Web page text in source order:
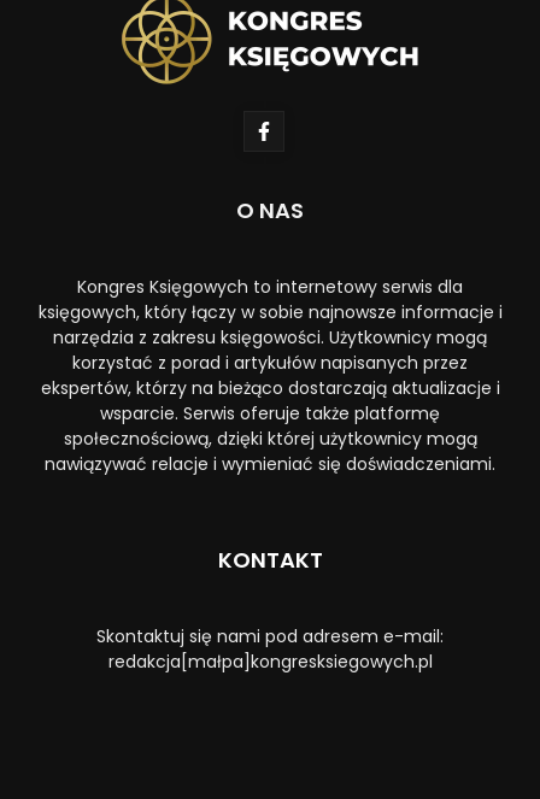
O NAS
Kongres Księgowych to internetowy serwis dla
księgowych, który łączy w sobie najnowsze informacje i
narzędzia z zakresu księgowości. Użytkownicy mogą
korzystać z porad i artykułów napisanych przez
ekspertów, którzy na bieżąco dostarczają aktualizacje i
wsparcie. Serwis oferuje także platformę
społecznościową, dzięki której użytkownicy mogą
nawiązywać relacje i wymieniać się doświadczeniami.
KONTAKT
Skontaktuj się nami pod adresem e-mail:
redakcja[małpa]kongresksiegowych.pl